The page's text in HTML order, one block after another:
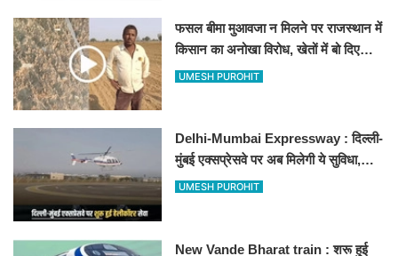
फसल बीमा मुआवजा न मिलने पर राजस्थान में
किसान का अनोखा विरोध, खेतों में बो दिए
500-500 रुपए के नोट, वीडियो वायरल
UMESH PUROHIT
Delhi-Mumbai Expressway : दिल्ली-
मुंबई एक्सप्रेसवे पर अब मिलेगी ये सुविधा,
हेलीकॉप्टर सर्विस से तुरंत घायल पहुंचेगा
UMESH PUROHIT
New Vande Bharat train : शरू हुई